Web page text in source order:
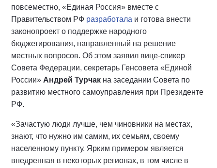
повсеместно, «Единая Россия» вместе с
Правительством РФ разработала и готова внести
законопроект о поддержке народного
бюджетирования, направленный на решение
местных вопросов. Об этом заявил вице-спикер
Совета Федерации, секретарь Генсовета «Единой
России» Андрей Турчак на заседании Совета по
развитию местного самоуправления при Президенте
РФ.
«Зачастую люди лучше, чем чиновники на местах,
знают, что нужно им самим, их семьям, своему
населенному пункту. Ярким примером является
внедренная в некоторых регионах, в том числе в